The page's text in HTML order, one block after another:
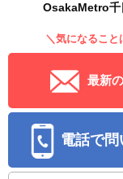
OsakaMetro千
＼気になること
最新
電話で問